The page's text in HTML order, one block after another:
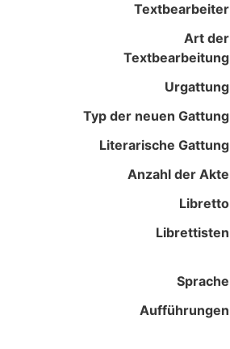
Textbearbeiter
Art der
Textbearbeitung
Urgattung
Typ der neuen Gattung
Literarische Gattung
Anzahl der Akte
Libretto
Librettisten
Sprache
Aufführungen